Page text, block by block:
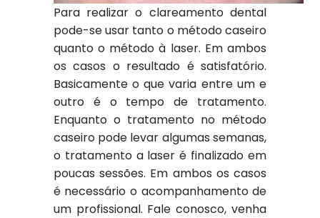
Para realizar o clareamento dental
pode-se usar tanto o método caseiro
quanto o método à laser. Em ambos
os casos o resultado é satisfatório.
Basicamente o que varia entre um e
outro é o tempo de tratamento.
Enquanto o tratamento no método
caseiro pode levar algumas semanas,
o tratamento a laser é finalizado em
poucas sessões. Em ambos os casos
é necessário o acompanhamento de
um profissional. Fale conosco, venha